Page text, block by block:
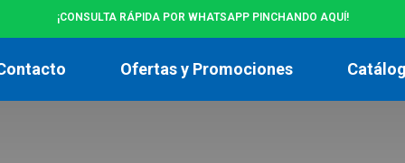
¡CONSULTA RÁPIDA POR WHATSAPP PINCHANDO AQUÍ!
Ofertas y Promociones